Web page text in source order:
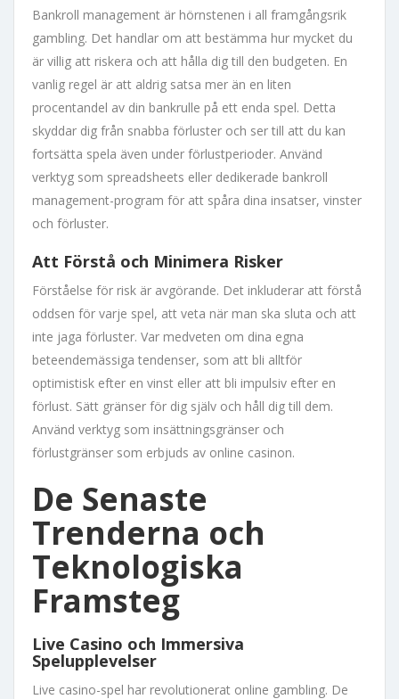
Bankroll management är hörnstenen i all framgångsrik
gambling. Det handlar om att bestämma hur mycket du
är villig att riskera och att hålla dig till den budgeten. En
vanlig regel är att aldrig satsa mer än en liten
procentandel av din bankrulle på ett enda spel. Detta
skyddar dig från snabba förluster och ser till att du kan
fortsätta spela även under förlustperioder. Använd
verktyg som spreadsheets eller dedikerade bankroll
management-program för att spåra dina insatser, vinster
och förluster.
Att Förstå och Minimera Risker
Förståelse för risk är avgörande. Det inkluderar att förstå
oddsen för varje spel, att veta när man ska sluta och att
inte jaga förluster. Var medveten om dina egna
beteendemässiga tendenser, som att bli alltför
optimistisk efter en vinst eller att bli impulsiv efter en
förlust. Sätt gränser för dig själv och håll dig till dem.
Använd verktyg som insättningsgränser och
förlustgränser som erbjuds av online casinon.
De Senaste
Trenderna och
Teknologiska
Framsteg
Live Casino och Immersiva
Spelupplevelser
Live casino-spel har revolutionerat online gambling. De